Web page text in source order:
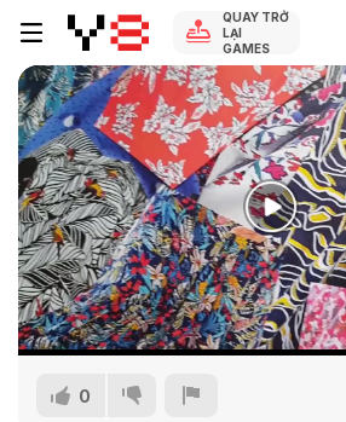
QUAY TRỞ
LẠI
GAMES
0